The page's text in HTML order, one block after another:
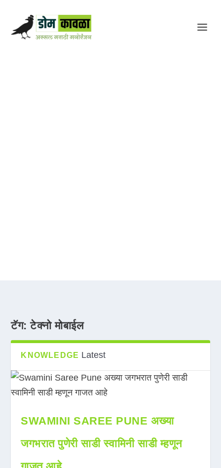
टॅग:टेक्नो मोबाईल
KNOWLEDGE Latest
SWAMINI SAREE PUNE अख्या
जगभरात पुणेरी साडी स्वामिनी साडी म्हणून